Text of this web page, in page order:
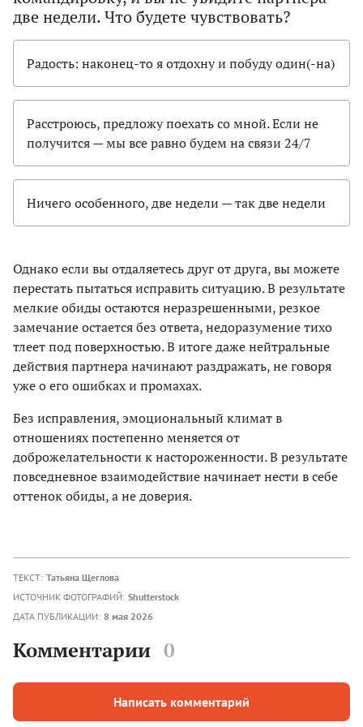
две недели. Что будете чувствовать?
Радость: наконец-то я отдохну и побуду один(-на)
Расстроюсь, предложу поехать со мной. Если не
получится — мы все равно будем на связи 24/7
Ничего особенного, две недели — так две недели
Однако если вы отдаляетесь друг от друга, вы можете
перестать пытаться исправить ситуацию. В результате
мелкие обиды остаются неразрешенными, резкое
замечание остается без ответа, недоразумение тихо
тлеет под поверхностью. В итоге даже нейтральные
действия партнера начинают раздражать, не говоря
уже о его ошибках и промахах.
Без исправления, эмоциональный климат в
отношениях постепенно меняется от
доброжелательности к настороженности. В результате
повседневное взаимодействие начинает нести в себе
оттенок обиды, а не доверия.
ТЕКСТ: Татьяна Щеглова
ИСТОЧНИК ФОТОГРАФИЙ: Shutterstock
ДАТА ПУБЛИКАЦИИ: 8 мая 2026
Комментарии 0
Написать комментарий